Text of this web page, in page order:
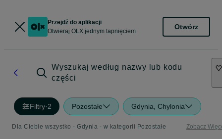
Przejdź do aplikacji
Otwieraj OLX jednym tapnięciem
Otwórz
Wyszukaj według nazwy lub kodu
części
Filtry·2 Pozostałe Gdynia, Chylonia
Dla Ciebie wszystko - Gdynia - w kategorii Pozostałe Zobacz